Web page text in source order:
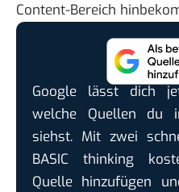
Content-Bereich
Google lässt dich
welche Quellen du
siehst. Mit zwei
BASIC thinking
Quelle hinzufügen